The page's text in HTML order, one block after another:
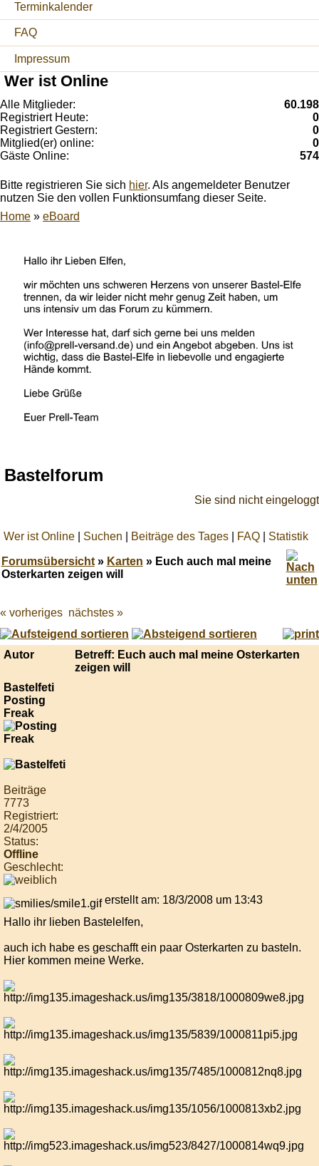
Terminkalender
FAQ
Impressum
Wer ist Online
Alle Mitglieder:
60.198
Registriert Heute:
0
Registriert Gestern:
0
Mitglied(er) online:
0
Gäste Online:
574
Bitte registrieren Sie sich hier. Als angemeldeter Benutzer
nutzen Sie den vollen Funktionsumfang dieser Seite.
Home » eBoard
Bastelforum
Sie sind nicht eingeloggt
Wer ist Online Suchen Beiträge des Tages FAQ Statistik
Forumsübersicht» Karten » Euch auch mal meine
Osterkarten zeigen will
Best
online
live
casino
« vorheriges nächstes »
Autor
Betreff: Euch auch mal meine Osterkarten
zeigen will
Bastelfeti
Posting
Freak
Beiträge
7773
Registriert:
2/4/2005
Status:
Offline
Geschlecht:
erstellt am: 18/3/2008 um 13:43
Hallo ihr lieben Bastelelfen,
auch ich habe es geschafft ein paar Osterkarten zu basteln.
Hier kommen meine Werke.